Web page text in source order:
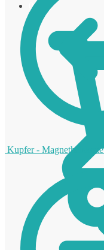
0,00 €
Kupfer - Magnethalskette